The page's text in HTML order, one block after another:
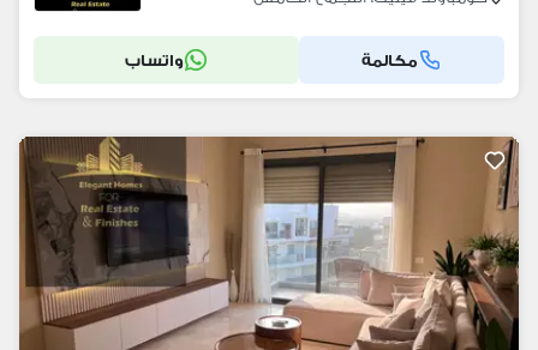
مكالمة واتساب